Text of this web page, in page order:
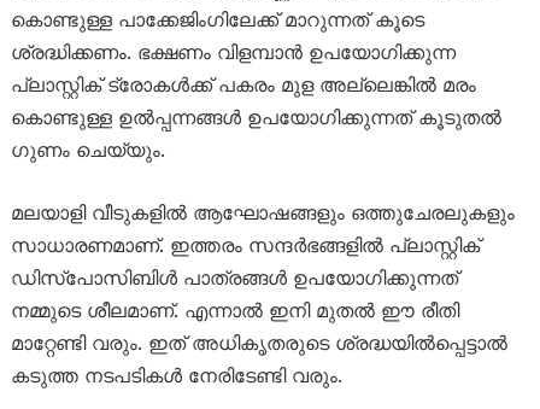
കൊണ്ടുള്ള പാക്കേജിംഗിലേക്ക് മാറുന്നത് കൂടെ
ശ്രദ്ധിക്കണം. ഭക്ഷണം വിളമ്പാൻ ഉപയോഗിക്കുന്ന
പ്ലാസ്റ്റിക് ട്രാേകൾക്ക് പകരം മുള അല്ലെങ്കിൽ മരം
കൊണ്ടുള്ള ഉൽപ്പന്നങ്ങൾ ഉപയോഗിക്കുന്നത് കൂടുതൽ
ഗുണം ചെയ്യും.
മലയാളി വീടുകളിൽ ആഘോഷങ്ങളും ഒത്തുചേരലുകളും
സാധാരണമാണ്. ഇത്തരം സന്ദർഭങ്ങളിൽ പ്ലാസ്റ്റിക്
ഡിസ്‌പോസിബിൾ പാത്രങ്ങൾ ഉപയോഗിക്കുന്നത്
നമ്മുടെ ശീലമാണ്. എന്നാൽ ഇനി മുതൽ ഈ രീതി
മാറ്റേണ്ടി വരും. ഇത് അധികൃതരുടെ ശ്രദ്ധയിൽപ്പെട്ടാൽ
കടുത്ത നടപടികൾ നേരിടേണ്ടി വരും.